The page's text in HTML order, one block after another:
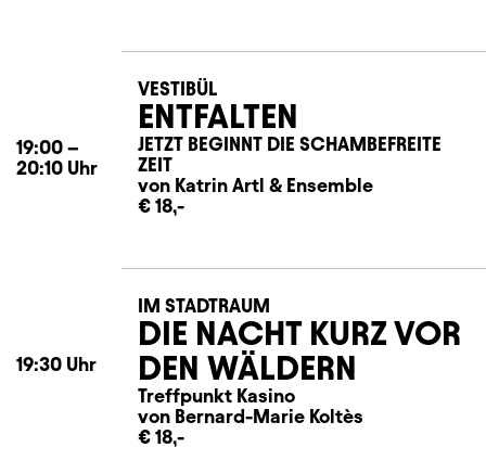
19:00 –
20:10 Uhr
VESTIBÜL
ENTFALTEN
JETZT BEGINNT DIE SCHAMBEFREITE
ZEIT
von Katrin Artl & Ensemble
€ 18,-
19:30 Uhr
IM STADTRAUM
DIE NACHT KURZ VOR
DEN WÄLDERN
Treffpunkt Kasino
von Bernard-Marie Koltès
€ 18,-